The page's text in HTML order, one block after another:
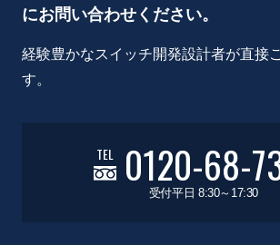
にお問い合わせください。
経験豊かなスイッチ開発設計者が直接
す。
TEL 0120-68-
受付平日 8:30～17:30